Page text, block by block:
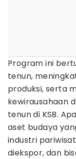
Program ini
tenun,
produksi, serta
kewirausahaan
tenun di KSB.
aset budaya
industri
diekspor, dan